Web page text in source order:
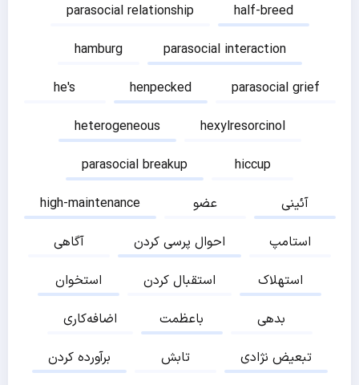
parasocial relationship
half-breed
hamburg
parasocial interaction
he's
henpecked
parasocial grief
heterogeneous
hexylresorcinol
parasocial breakup
hiccup
high-maintenance
عضو
آئینی
آگاهی
احوال پرسی کردن
استامپ
استخوان
استقبال کردن
استهلاک
اضافه‌کاری
باعظمت
بدهی
برآورده کردن
تابش
تبعیض نژادی